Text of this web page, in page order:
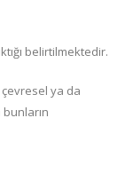
belirtilmektedir.
ya da